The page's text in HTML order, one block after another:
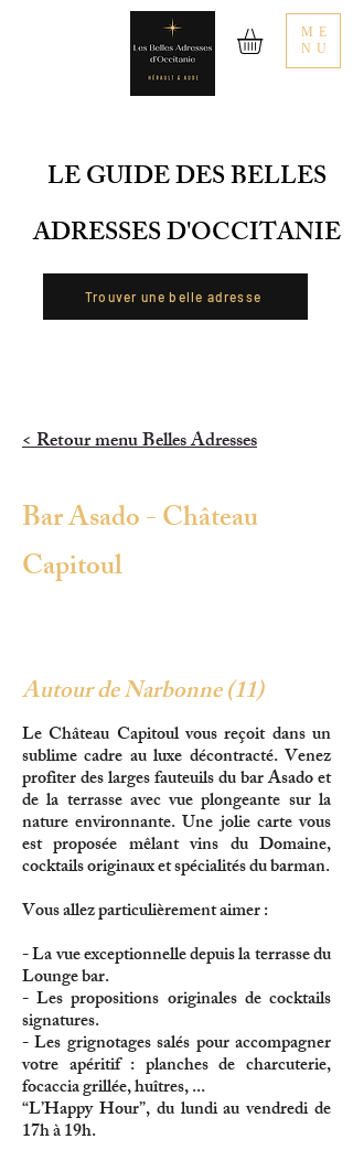
LE GUIDE DES BELLES
ADRESSES D'OCCITANIE
Trouver une belle adresse
ME
NU
< Retour menu Belles Adresses
Bar Asado - Château
Capitoul
Autour de Narbonne (11)
Le Château Capitoul vous reçoit dans un
sublime cadre au luxe décontracté. Venez
profiter des larges fauteuils du bar Asado et
de la terrasse avec vue plongeante sur la
nature environnante. Une jolie carte vous
est proposée mêlant vins du Domaine,
cocktails originaux et spécialités du barman.
Vous allez particulièrement aimer :
- La vue exceptionnelle depuis la terrasse du
Lounge bar.
- Les propositions originales de cocktails
signatures.
- Les grignotages salés pour accompagner
votre apéritif : planches de charcuterie,
focaccia grillée, huîtres, ...
“L’Happy Hour”, du lundi au vendredi de
17h à 19h.